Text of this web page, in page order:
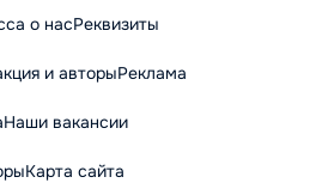
о насРеквизиты
и авторыРеклама
Наши вакансии
Карта сайта